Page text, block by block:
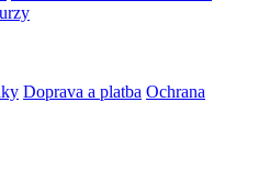
Doprava a platba Ochrana